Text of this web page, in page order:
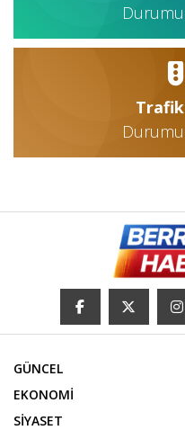
Durumu
Trafik
Durumu
GÜNCEL
EKONOMİ
SİYASET